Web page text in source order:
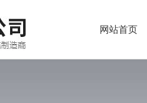
网站首页